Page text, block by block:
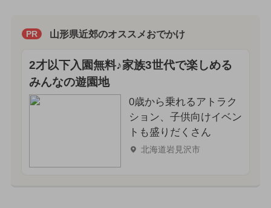
PR 山形県近郊のオススメおでかけ
2才以下入園無料♪家族3世代で楽しめる
みんなの遊園地
0歳から乗れるアトラク
ション、子供向けイベン
トも盛りだくさん
北海道岩見沢市